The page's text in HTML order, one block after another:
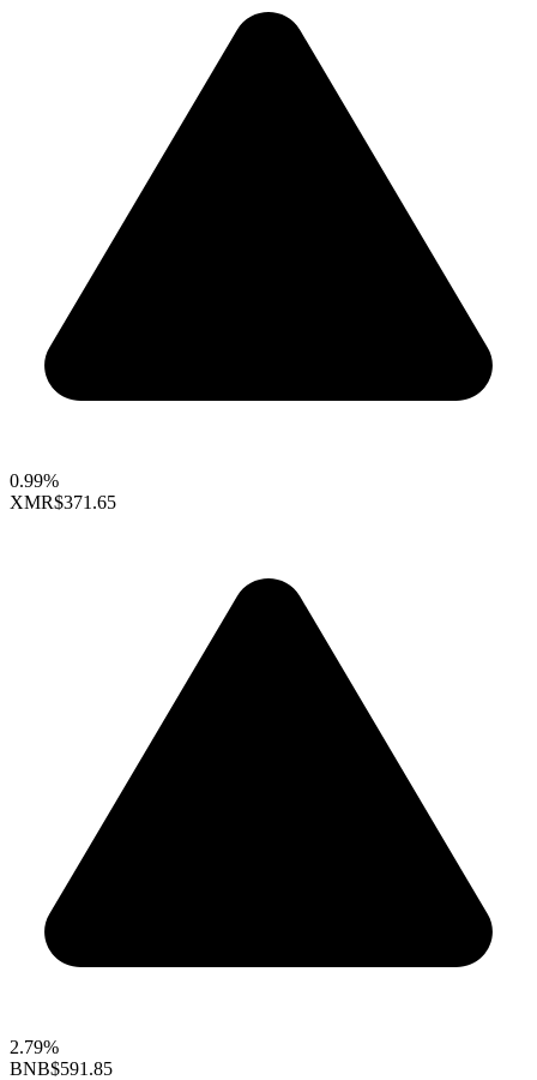
0.99%
XMR$371.65
2.79%
BNB$591.85